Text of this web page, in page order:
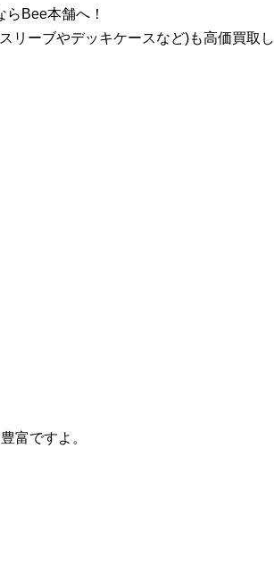
Bee本舗へ！
リーブやデッキケースなど)も高価買取し
富ですよ。